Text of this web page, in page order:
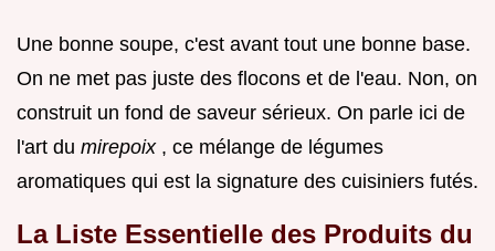
Une bonne soupe, c'est avant tout une bonne base.
On ne met pas juste des flocons et de l'eau. Non, on
construit un fond de saveur sérieux. On parle ici de
l'art du mirepoix , ce mélange de légumes
aromatiques qui est la signature des cuisiniers futés.
La Liste Essentielle des Produits du